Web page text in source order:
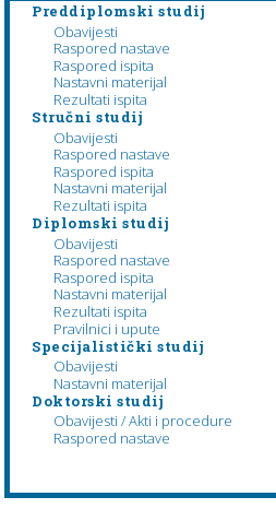
Preddiplomski studij
Obavijesti
Raspored nastave
Raspored ispita
Nastavni materijal
Rezultati ispita
Stručni studij
Obavijesti
Raspored nastave
Raspored ispita
Nastavni materijal
Rezultati ispita
Diplomski studij
Obavijesti
Raspored nastave
Raspored ispita
Nastavni materijal
Rezultati ispita
Pravilnici i upute
Specijalistički studij
Obavijesti
Nastavni materijal
Doktorski studij
Obavijesti / Akti i procedure
Raspored nastave